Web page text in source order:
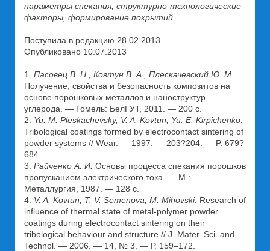
параметры спекания, структурно-технологические
факторы, формирование покрытий
Поступила в редакцию 28.02.2013
Опубликовано 10.07.2013
1. Пасовец В. Н. Ковтун В. А. Плескачевский Ю. М
Получение, свойства и безопасность композитов на
основе порошковых металлов и наноструктур
углерода. — Гомель: БелГУТ, 2011. — 200 с.
2. Yu. M. Pleskachevsky, V. A. Kovtun, Yu. E. Kirpichenko
Tribological coatings formed by electrocontact sintering of
powder systems // Wear. — 1997. — 203?204. — P. 679?
684.
3. Райченко А. И. Основы процесса спекания порошков
пропусканием электрического тока. — М.:
Металлургия, 1987. — 128 с.
4. V. A. Kovtun, T. V. Semenova, M. Mihovski. Research of
influence of thermal state of metal-polymer powder
coatings during electrocontact sintering on their
tribological behaviour and structure // J. Mater. Sci. and
Technol. — 2006. — 14, № 3. — Р. 159–172.